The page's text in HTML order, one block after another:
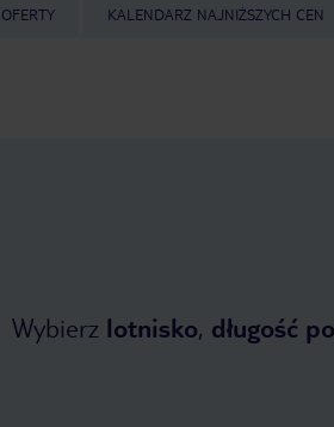
KALENDARZ NAJNIŻSZYCH CEN
Wybierz lotnisko, długość